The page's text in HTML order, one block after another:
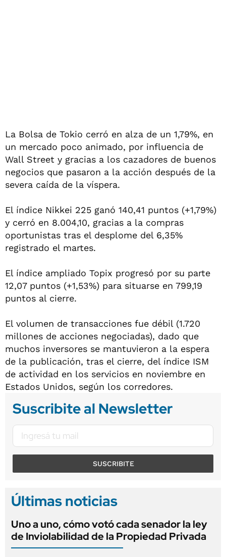
La Bolsa de Tokio cerró en alza de un 1,79%, en
un mercado poco animado, por influencia de
Wall Street y gracias a los cazadores de buenos
negocios que pasaron a la acción después de la
severa caída de la víspera.
El índice Nikkei 225 ganó 140,41 puntos (+1,79%)
y cerró en 8.004,10, gracias a la compras
oportunistas tras el desplome del 6,35%
registrado el martes.
El índice ampliado Topix progresó por su parte
12,07 puntos (+1,53%) para situarse en 799,19
puntos al cierre.
El volumen de transacciones fue débil (1.720
millones de acciones negociadas), dado que
muchos inversores se mantuvieron a la espera
de la publicación, tras el cierre, del índice ISM
de actividad en los servicios en noviembre en
Estados Unidos, según los corredores.
Suscribite al Newsletter
SUSCRIBITE
Últimas noticias
Uno a uno, cómo votó cada senador la ley
de Inviolabilidad de la Propiedad Privada